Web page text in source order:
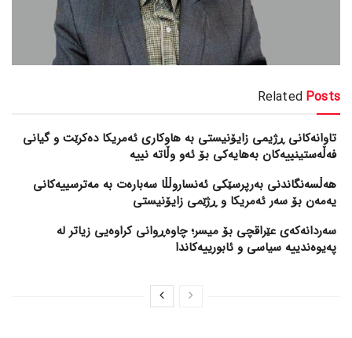
Related Posts
تاوانەکانی ڕژیمی زایۆنیستی بە هاوکاری ئەمریکا دەکرێت و گیانی
فەڵەستینییەکان بەهایەکی بۆ ئەو وڵاتە نییە
هەڵسەنگاندنی بەرپرسێکی ئەنساروڵڵا سەبارەت بە مەترسییەکانی
یەمەن بۆ سەر ئەمریکا و ڕژێمی زایۆنیستی
سەردانەکەی عێراقچی بۆ میسر؛ چاوەڕوانی کراوەیی زیاتر لە
پەیوەندییە سیاسی و ئابورییەکاندا